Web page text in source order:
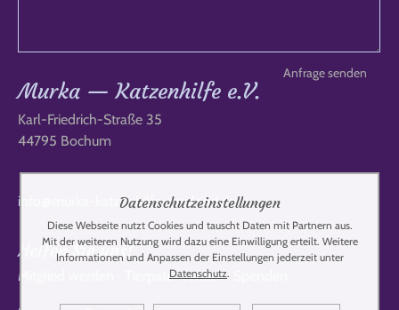
Murka — Katzenhilfe e.V.
Karl-Friedrich-Straße 35
44795 Bochum
info@murka-katzenhilfe-russland.de
Helfen Sie uns!
Mitglied werden Tierpate werden·
Datenschutzeinstellungen
Diese Webseite nutzt Cookies und tauscht Daten mit Partnern aus.
Mit der weiteren Nutzung wird dazu eine Einwilligung erteilt. Weitere
Informationen und Anpassen der Einstellungen jederzeit unter
Datenschutz.